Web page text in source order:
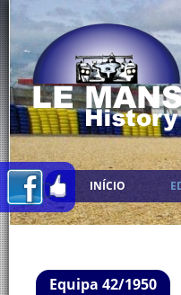
INÍCIO
Equipa 42/1950